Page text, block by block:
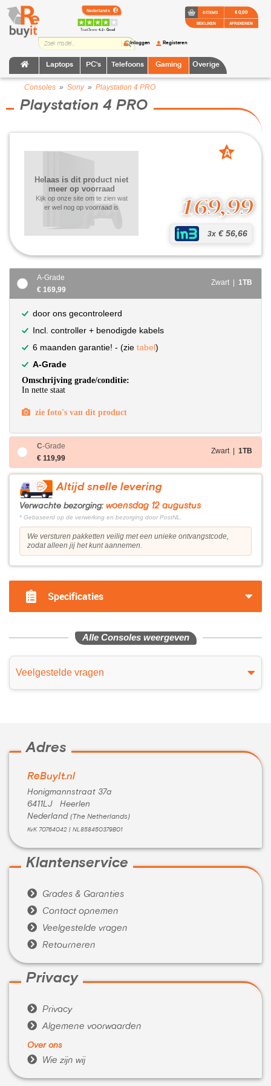
TrustScore:4.2 • Goed
Laptops PC's Telefoons Gaming Overige
Inloggen Registeren
0 ITEMS
BEKIJKEN
€ 0,00
AFREKENEN
Consoles » Sony» Playstation 4 PRO
Playstation 4 PRO
169,99
3x € 56,66
Helaas is dit product niet
meer op voorraad
Kijk op onze site om te zien wat
er wel nog op voorraad is
A
A-Grade
€ 169,99
Zwart | 1TB
door ons gecontroleerd
Incl. controller + benodigde kabels
6 maanden garantie! - (zie tabel)
A-Grade
Omschrijving grade/conditie:
In nette staat
zie foto's van dit product
C-Grade
€ 119,99
Zwart | 1TB
Altijd snelle levering
Verwachte bezorging: woensdag 12 augustus
* Gebaseerd op de verwerking en bezorging door PostNL.
We versturen pakketten veilig met een unieke ontvangstcode,
zodat alleen jij het kunt aannemen.
Specificaties
Alle Consoles weergeven
Veelgestelde vragen
Adres
ReBuyIt.nl
Honigmannstraat 37a
6411LJ Heerlen
Nederland (The Netherlands)
KvK 70764042 | NL858450379B01
Klantenservice
 Grades & Garanties
 Contact opnemen
 Veelgestelde vragen
 Retourneren
Privacy
 Privacy
 Algemene voorwaarden
Over ons
 Wie zijn wij